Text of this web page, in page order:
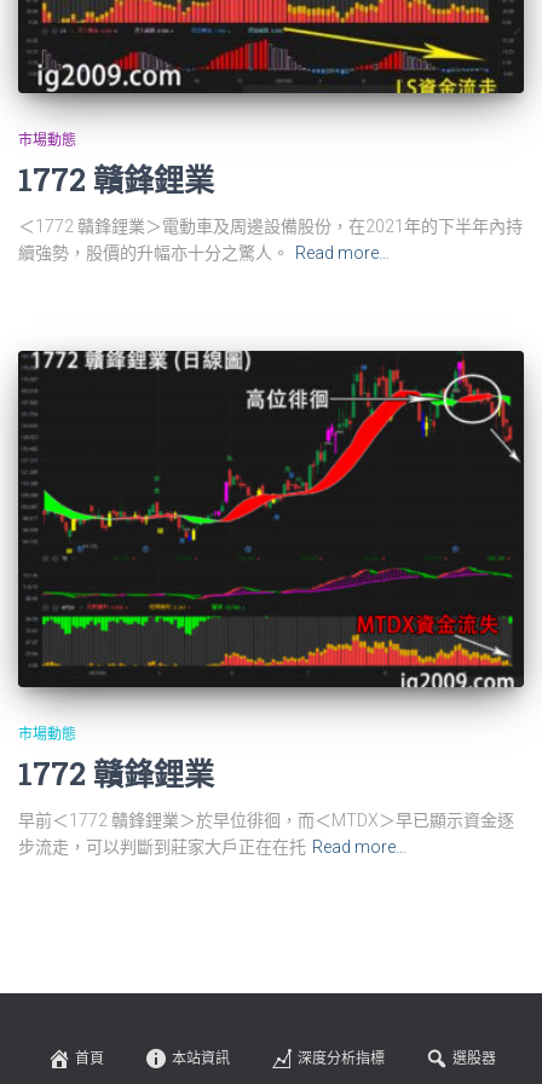
市場動態
1772 贛鋒鋰業
＜1772 贛鋒鋰業＞電動車及周邊設備股份，在2021年的下半年內持
續強勢，股價的升幅亦十分之驚人。
Read more…
市場動態
1772 贛鋒鋰業
早前＜1772 贛鋒鋰業＞於早位徘徊，而＜MTDX＞早已顯示資金逐
步流走，可以判斷到莊家大戶正在在托 Read more…
首頁 本站資訊 深度分析指標 選股器